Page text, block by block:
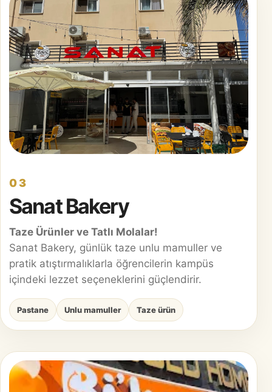
03
Sanat Bakery
Taze Ürünler ve Tatlı Molalar!
Sanat Bakery, günlük taze unlu mamuller ve
pratik atıştırmalıklarla öğrencilerin kampüs
içindeki lezzet seçeneklerini güçlendirir.
Pastane Unlu mamuller Taze ürün